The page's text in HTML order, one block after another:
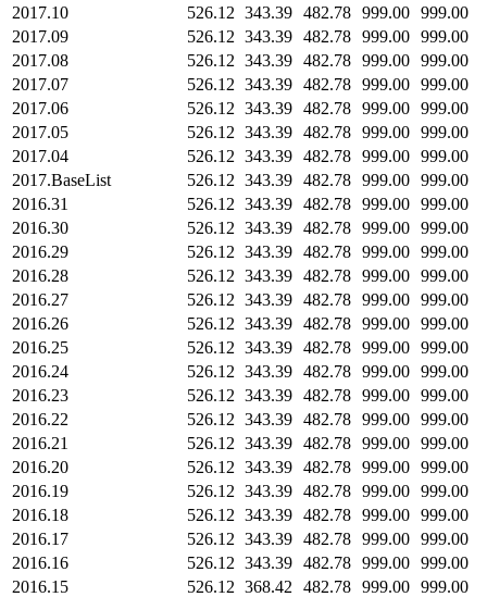
2017.10
526.12 343.39 482.78 999.00 999.00
2017.09
526.12 343.39 482.78 999.00 999.00
2017.08
526.12 343.39 482.78 999.00 999.00
2017.07
526.12 343.39 482.78 999.00 999.00
2017.06
526.12 343.39 482.78 999.00 999.00
2017.05
526.12 343.39 482.78 999.00 999.00
2017.04
526.12 343.39 482.78 999.00 999.00
2017.BaseList
526.12 343.39 482.78 999.00 999.00
2016.31
526.12 343.39 482.78 999.00 999.00
2016.30
526.12 343.39 482.78 999.00 999.00
2016.29
526.12 343.39 482.78 999.00 999.00
2016.28
526.12 343.39 482.78 999.00 999.00
2016.27
526.12 343.39 482.78 999.00 999.00
2016.26
526.12 343.39 482.78 999.00 999.00
2016.25
526.12 343.39 482.78 999.00 999.00
2016.24
526.12 343.39 482.78 999.00 999.00
2016.23
526.12 343.39 482.78 999.00 999.00
2016.22
526.12 343.39 482.78 999.00 999.00
2016.21
526.12 343.39 482.78 999.00 999.00
2016.20
526.12 343.39 482.78 999.00 999.00
2016.19
526.12 343.39 482.78 999.00 999.00
2016.18
526.12 343.39 482.78 999.00 999.00
2016.17
526.12 343.39 482.78 999.00 999.00
2016.16
526.12 343.39 482.78 999.00 999.00
2016.15
526.12 368.42 482.78 999.00 999.00